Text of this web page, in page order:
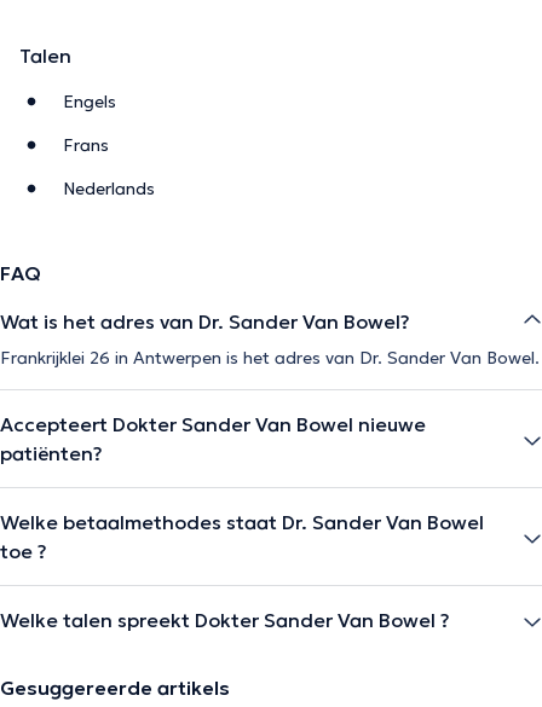
Talen
Engels
Frans
Nederlands
FAQ
Wat is het adres van Dr. Sander Van Bowel?
Frankrijklei 26 in Antwerpen is het adres van Dr. Sander Van Bowel.
Accepteert Dokter Sander Van Bowel nieuwe
patiënten?
Welke betaalmethodes staat Dr. Sander Van Bowel
toe ?
Welke talen spreekt Dokter Sander Van Bowel ?
Gesuggereerde artikels